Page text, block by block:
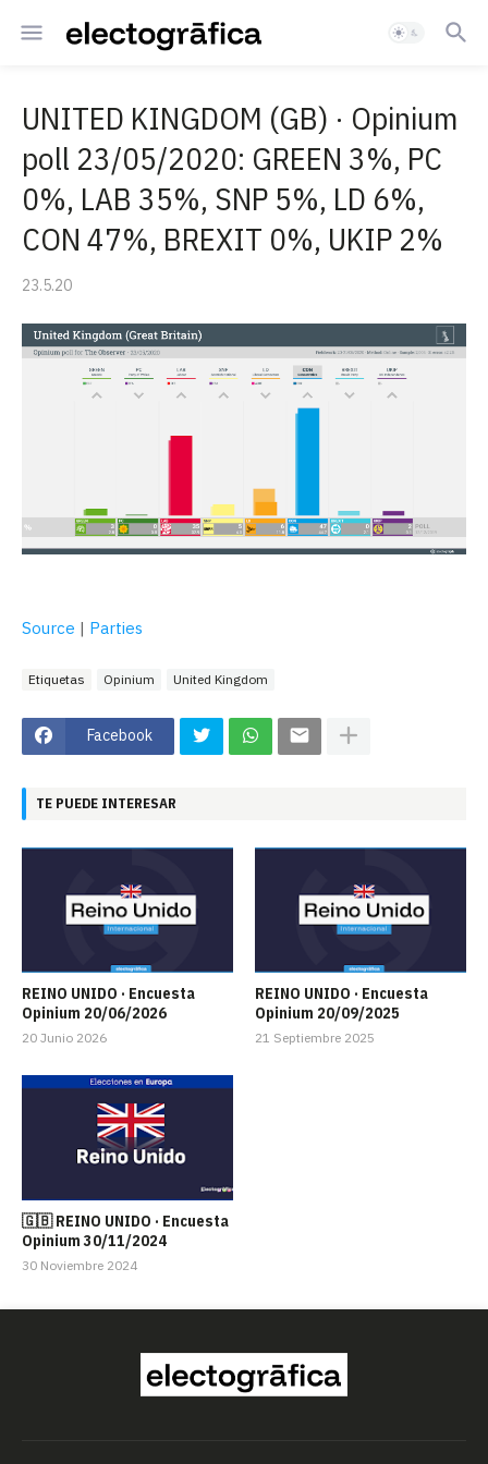
UNITED KINGDOM (GB) · Opinium
poll 23/05/2020: GREEN 3%, PC
0%, LAB 35%, SNP 5%, LD 6%,
CON 47%, BREXIT 0%, UKIP 2%
23.5.20
Source | Parties
Etiquetas Opinium United Kingdom
Facebook
TE PUEDE INTERESAR
REINO UNIDO · Encuesta
Opinium 20/06/2026
20 Junio 2026
REINO UNIDO · Encuesta
Opinium 20/09/2025
21 Septiembre 2025
🇬🇧 REINO UNIDO · Encuesta
Opinium 30/11/2024
30 Noviembre 2024